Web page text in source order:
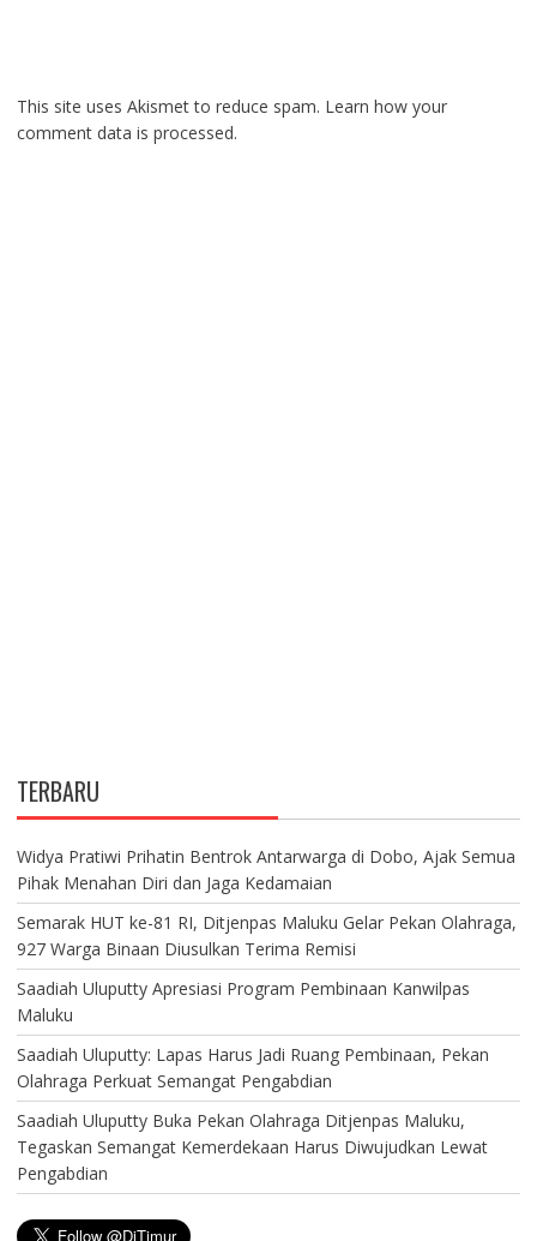
This site uses Akismet to reduce spam. Learn how your
comment data is processed.
TERBARU
Widya Pratiwi Prihatin Bentrok Antarwarga di Dobo, Ajak Semua
Pihak Menahan Diri dan Jaga Kedamaian
Semarak HUT ke-81 RI, Ditjenpas Maluku Gelar Pekan Olahraga,
927 Warga Binaan Diusulkan Terima Remisi
Saadiah Uluputty Apresiasi Program Pembinaan Kanwilpas
Maluku
Saadiah Uluputty: Lapas Harus Jadi Ruang Pembinaan, Pekan
Olahraga Perkuat Semangat Pengabdian
Saadiah Uluputty Buka Pekan Olahraga Ditjenpas Maluku,
Tegaskan Semangat Kemerdekaan Harus Diwujudkan Lewat
Pengabdian